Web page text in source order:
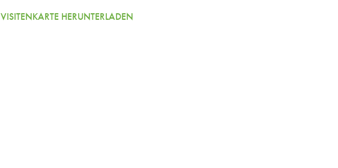
VISITENKARTE HERUNTERLADEN